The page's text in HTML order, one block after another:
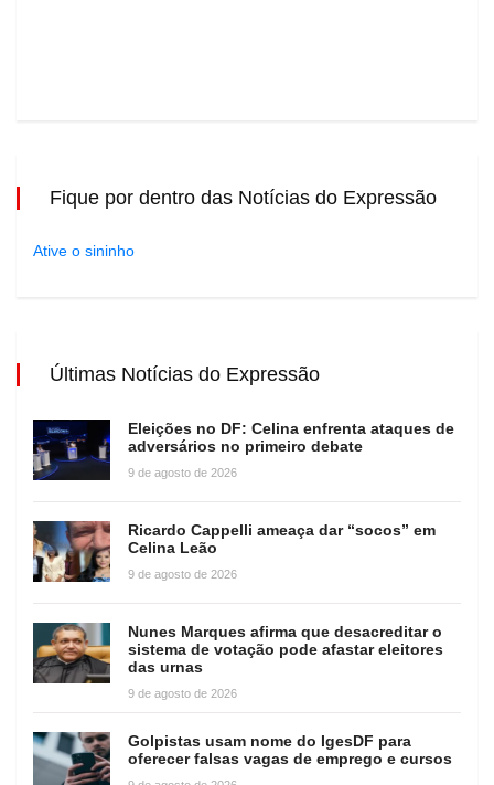
Fique por dentro das Notícias do Expressão
Ative o sininho
Últimas Notícias do Expressão
Eleições no DF: Celina enfrenta ataques de
adversários no primeiro debate
9 de agosto de 2026
Ricardo Cappelli ameaça dar “socos” em
Celina Leão
9 de agosto de 2026
Nunes Marques afirma que desacreditar o
sistema de votação pode afastar eleitores
das urnas
9 de agosto de 2026
Golpistas usam nome do IgesDF para
oferecer falsas vagas de emprego e cursos